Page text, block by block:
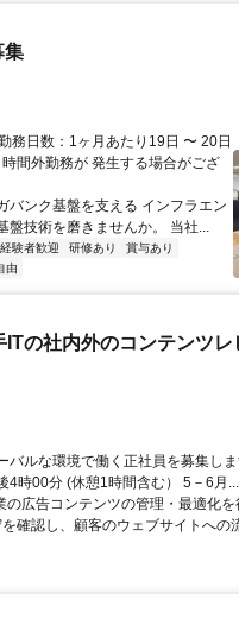
集
務日数：1ヶ月あたり19日 〜 20日
間外勤務が 発生する場合がござ
バンク基盤を支える インフラエン
盤技術を磨きませんか。 当社...
経験者歓迎 研修あり
賞与あり
由
ITの社内外のコンテンツ
ルな環境で働く正社員を募集し
4時00分 (休憩1時間含む） 5－6月...
広告コンテンツの管理・最適化
確認し、顧客のウェブサイトへの